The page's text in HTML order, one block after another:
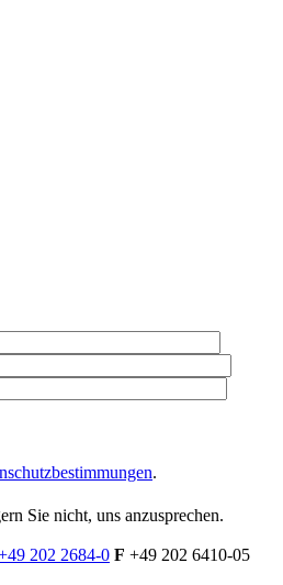
.
aus.
Sie nicht, uns anzusprechen.
202 2684-0 F +49 202 6410-05